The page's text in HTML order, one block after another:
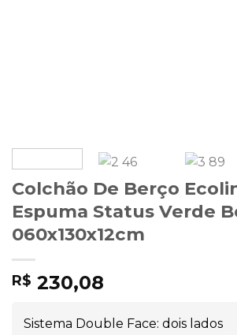
Colchão De Berço
Espuma Status Verde
060x130x12cm
R$ 230,08
Sistema Double Face: dois lados